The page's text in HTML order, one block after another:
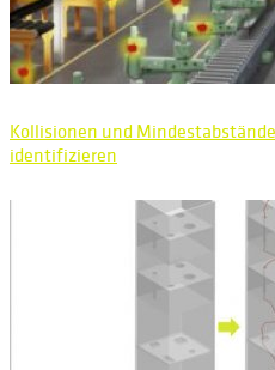
Kollisionen und
identifizieren